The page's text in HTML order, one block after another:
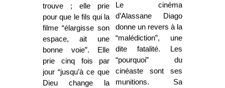
trouve ; elle prie
pour que le fils qui la
filme “élargisse son
espace, ait une
bonne voie”. Elle
prie cinq fois par
jour “jusqu’à ce que
Dieu change la
Le cinéma
d’Alassane Diago
donne un revers à la
“malédiction”, une
dite fatalité. Les
“pourquoi” du
cinéaste sont ses
munitions. Sa